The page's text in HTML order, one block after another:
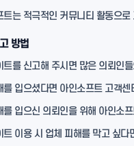
트는 적극적인 커뮤니티 활동으
방법
트를 신고해 주시면 많은 의뢰인
를 입으셨다면 아인소프트 고객
를 입으신 의뢰인을 위해 아인소
트 이용 시 업체 피해를 막고 싶